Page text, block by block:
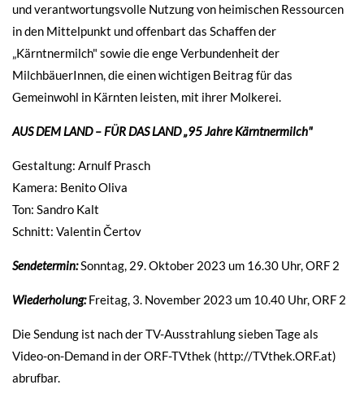
und verantwortungsvolle Nutzung von heimischen Ressourcen
in den Mittelpunkt und offenbart das Schaffen der
„Kärntnermilch" sowie die enge Verbundenheit der
MilchbäuerInnen, die einen wichtigen Beitrag für das
Gemeinwohl in Kärnten leisten, mit ihrer Molkerei.
AUS DEM LAND – FÜR DAS LAND „95 Jahre Kärntnermilch"
Gestaltung: Arnulf Prasch
Kamera: Benito Oliva
Ton: Sandro Kalt
Schnitt: Valentin Čertov
Sendetermin:Sonntag, 29. Oktober 2023 um 16.30 Uhr, ORF 2
Wiederholung:Freitag, 3. November 2023 um 10.40 Uhr, ORF 2
Die Sendung ist nach der TV-Ausstrahlung sieben Tage als
Video-on-Demand in der ORF-TVthek (http://TVthek.ORF.at)
abrufbar.